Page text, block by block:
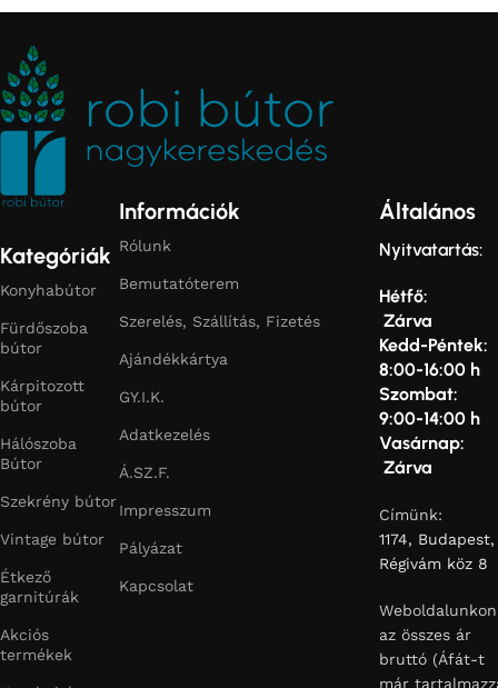
Kategóriák
Konyhabútor
Fürdőszoba
bútor
Kárpitozott
bútor
Hálószoba
Bútor
Szekrény bútor
Vintage bútor
Étkező
garnitúrák
Akciós
termékek
Információk
Rólunk
Bemutatóterem
Szerelés, Szállítás, Fizetés
Ajándékkártya
GY.I.K.
Adatkezelés
Á.SZ.F.
Impresszum
Pályázat
Kapcsolat
Általános
Nyitvatartás:
Hétfő:
Zárva
Kedd-Péntek:
8:00-16:00 h
Szombat:
9:00-14:00 h
Vasárnap:
Zárva
Címünk:
1174, Budapest,
Régivám köz 8
Weboldalunkon
az összes ár
bruttó (Áfát-t
már